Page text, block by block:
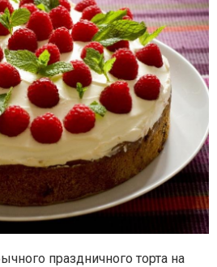
праздничного торта на